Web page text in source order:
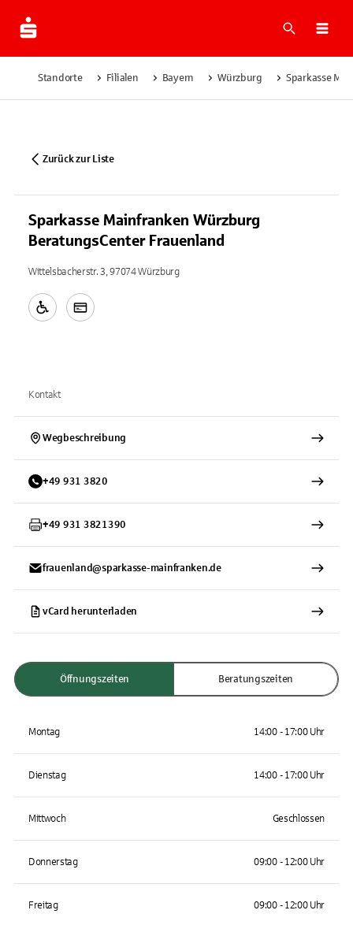
Suche
Standorte Filialen Bayern Würzburg Sparkasse
Zurück zur Liste
Sparkasse Mainfranken Würzburg
BeratungsCenter Frauenland
Wittelsbacherstr. 3, 97074 Würzburg
Kontakt
Wegbeschreibung
+49 931 3820
+49 931 3821390
frauenland@sparkasse-mainfranken.de
vCard herunterladen
Öffnungszeiten Beratungszeiten
Montag 14:00 - 17:00 Uhr
Dienstag 14:00 - 17:00 Uhr
Mittwoch Geschlossen
Donnerstag 09:00 - 12:00 Uhr
Freitag 09:00 - 12:00 Uhr